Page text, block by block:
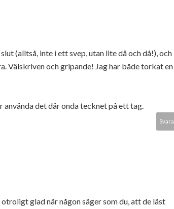
(alltså, inte i ett svep, utan lite då och då!), och
Välskriven och gripande! Jag har både torkat en
använda det där onda tecknet på ett tag.
Svara
glad när någon säger som du, att de läst